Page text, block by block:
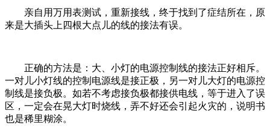
亲自用万用表测试，重新接线，终于找到了症结所在，原
来是大插头上四根大点儿的线的接法有误。
正确的方法是：大、小灯的电源控制线的接法正好相斥。
一对儿小灯线的控制电源线是接正极，另一对儿大灯的电源控
制线是接负极。如若不考虑接负极都接供电线，等于进入了误
区，一定会在晃大灯时烧线，弄不好还会引起火灾的，说明书
也是稀里糊涂。